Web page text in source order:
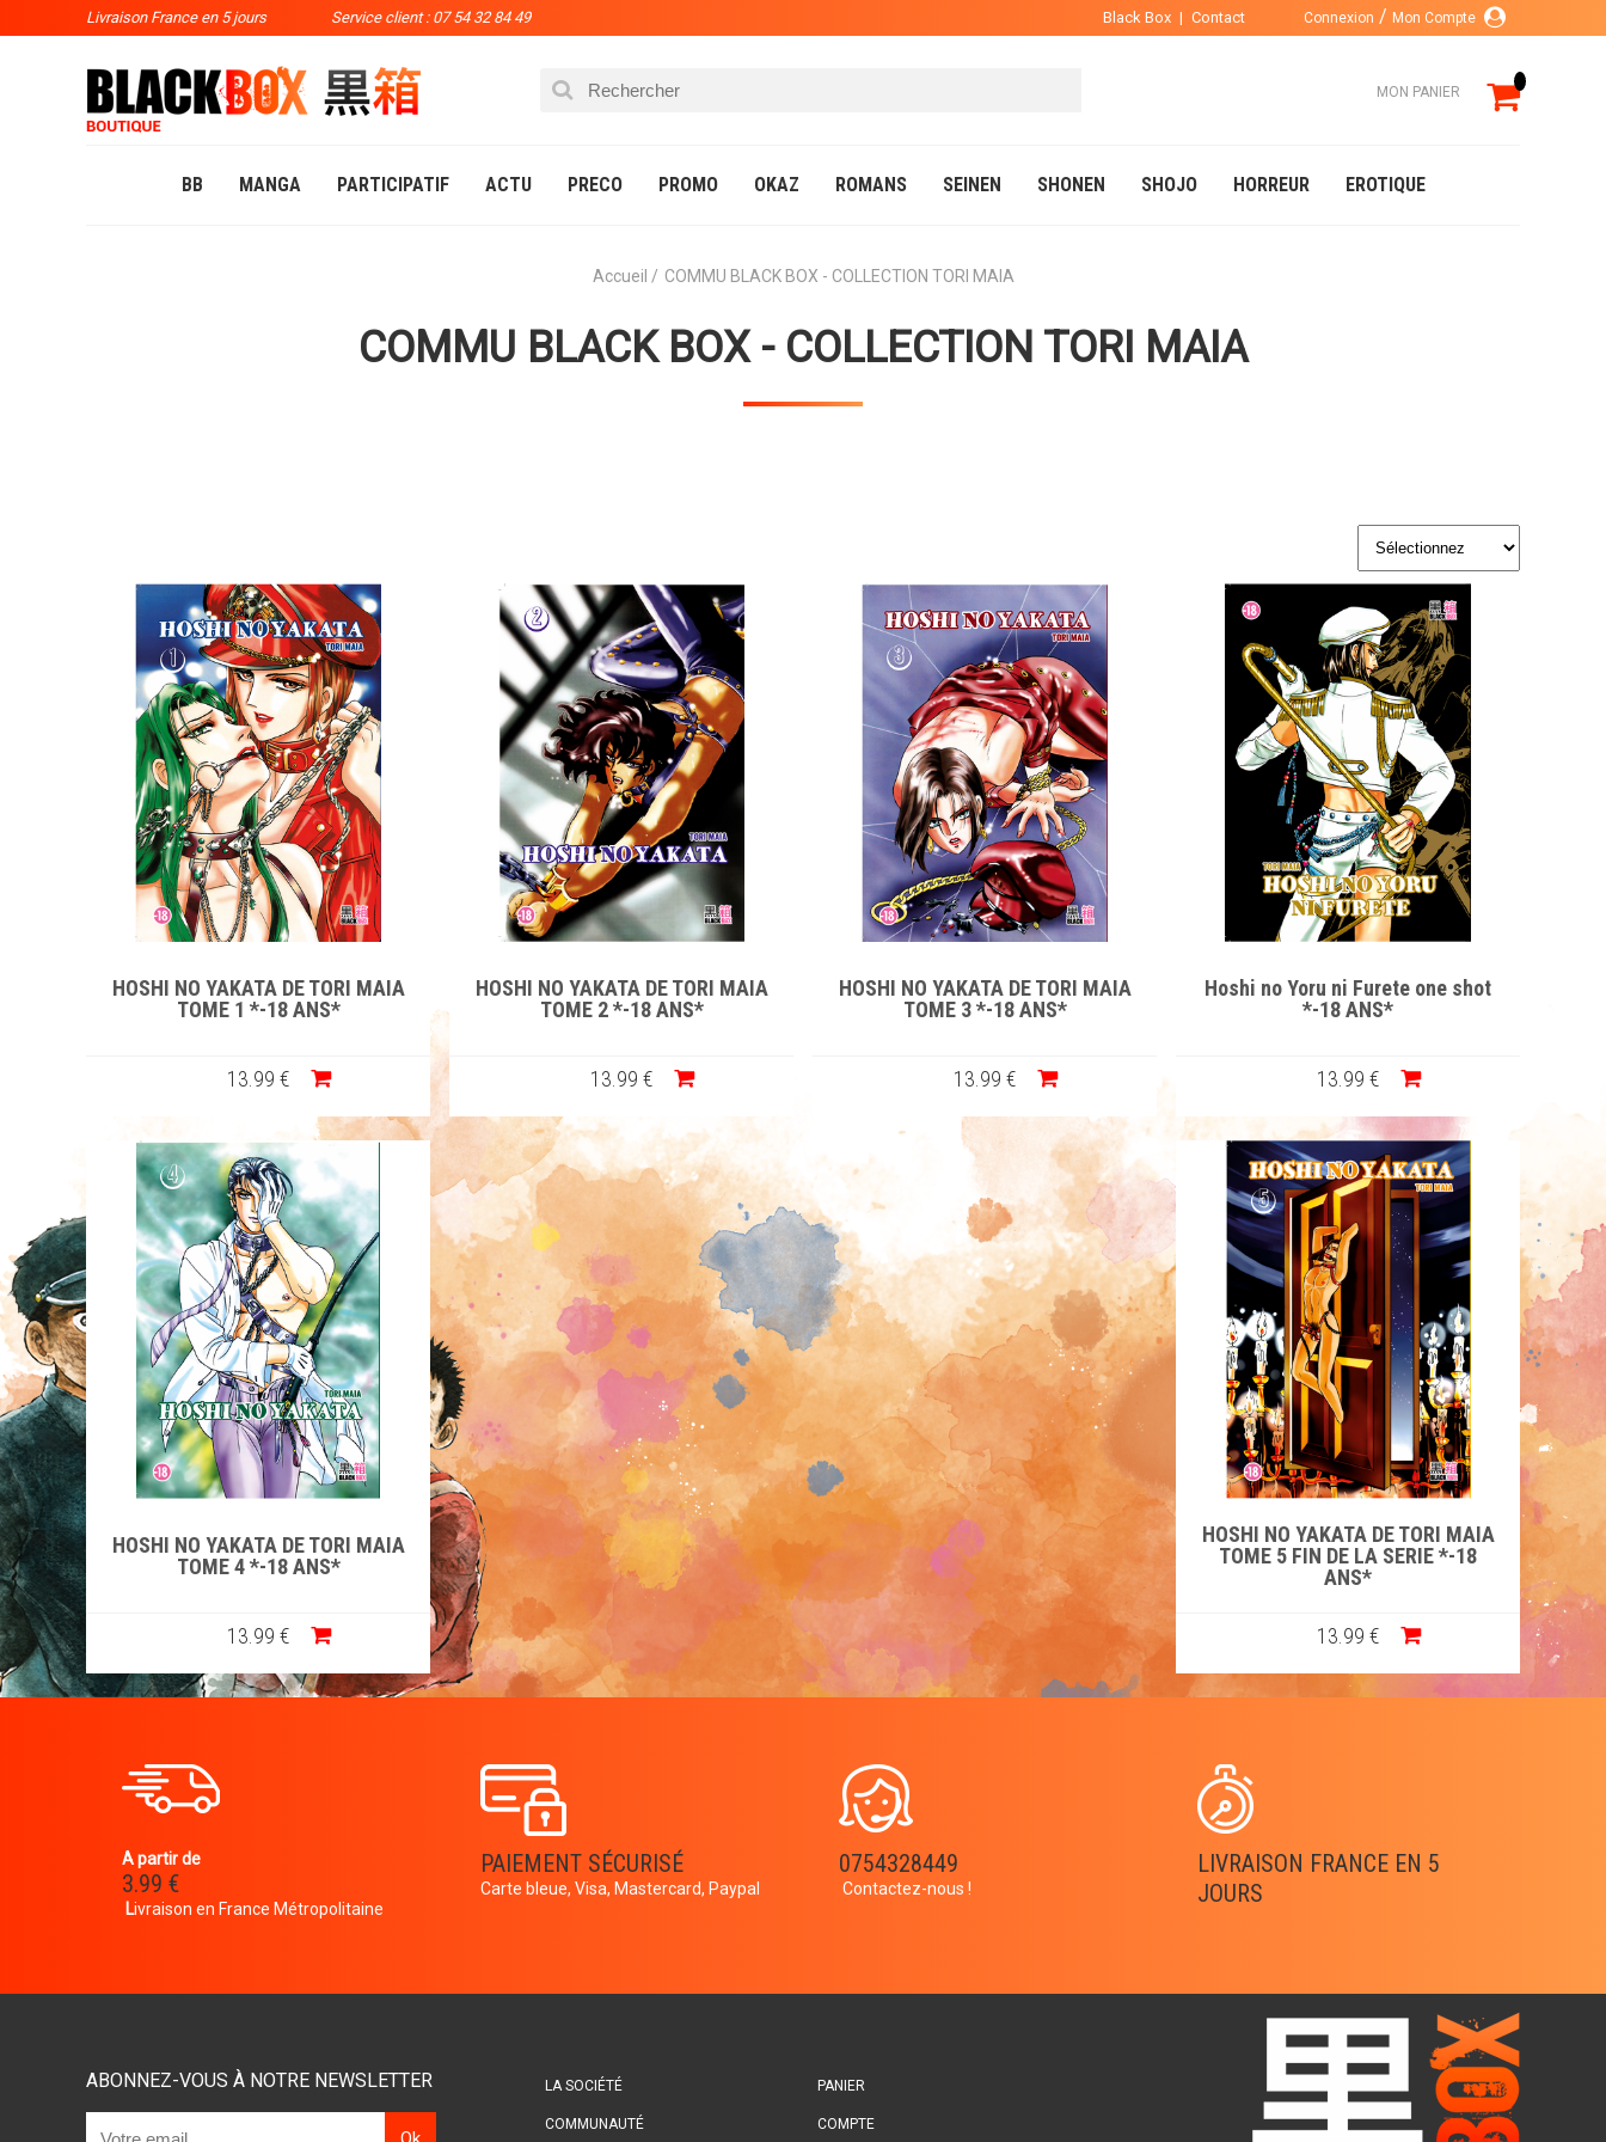
Livraison France en 5 jours Service client : 07 54 32 84 49 Black Box | Contact Connexion Mon Compte
MON PANIER
BB MANGA PARTICIPATIF ACTU PRECO PROMO OKAZ ROMANS SEINEN SHONEN SHOJO HORREUR EROTIQUE
Accueil COMMU BLACK BOX - COLLECTION TORI MAIA
COMMU BLACK BOX - COLLECTION TORI MAIA
HOSHI NO YAKATA DE TORI MAIA
TOME 1 *-18 ANS*
13 .99 €
HOSHI NO YAKATA DE TORI MAIA
TOME 2 *-18 ANS*
13 .99 €
HOSHI NO YAKATA DE TORI MAIA
TOME 3 *-18 ANS*
13 .99 €
Hoshi no Yoru ni Furete one shot
*-18 ANS*
13 .99 €
HOSHI NO YAKATA DE TORI MAIA
TOME 4 *-18 ANS*
13 .99 €
HOSHI NO YAKATA DE TORI MAIA
TOME 5 FIN DE LA SERIE *-18
ANS*
13 .99 €
A partir de
3.99 €
Livraison en France Métropolitaine
PAIEMENT SÉCURISÉ
Carte bleue, Visa, Mastercard, Paypal
0754328449
Contactez-nous !
LIVRAISON FRANCE EN 5
JOURS
ABONNEZ-VOUS À NOTRE NEWSLETTER LA SOCIÉTÉ
COMMUNAUTÉ
PANIER
COMPTE